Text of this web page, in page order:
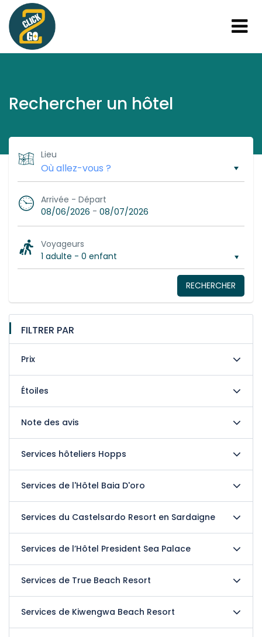
Rechercher un hôtel
Lieu
Arrivée - Départ
08/06/2026 - 08/07/2026
Voyageurs
1 adulte - 0 enfant
RECHERCHER
FILTRER PAR
Prix
Étoiles
Note des avis
Services hôteliers Hopps
Services de l'Hôtel Baia D'oro
Services du Castelsardo Resort en Sardaigne
Services de l’Hôtel President Sea Palace
Services de True Beach Resort
Services de Kiwengwa Beach Resort